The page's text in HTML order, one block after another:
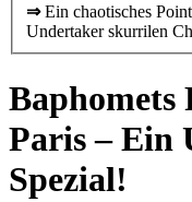
⇒Ein chaotisches
Undertaker skurrilen
Baphomets
Paris – Ein
Spezial!